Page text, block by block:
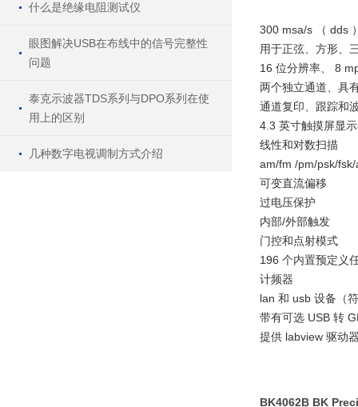
什么是绝缘电阻测试仪
眼图解决USB在布线中的信号完整性
问题
泰克示波器TDS系列与DPO系列在使
用上的区别
几种数字电视调制方式介绍
300 msa/s （ dds
用于正弦、方形、
16 位分辨率、 8
两个独立通道、具
通道复印、跟踪和
4.3 英寸触摸屏显
线性和对数扫描
am/fm /pm/psk/
可变直流偏移
过电压保护
内部/外部触发
门控和点射模式
196 个内置预定义
计频器
lan 和 usb 设备（
带有可选 USB 转
提供 labview 驱动
BK4062B BK